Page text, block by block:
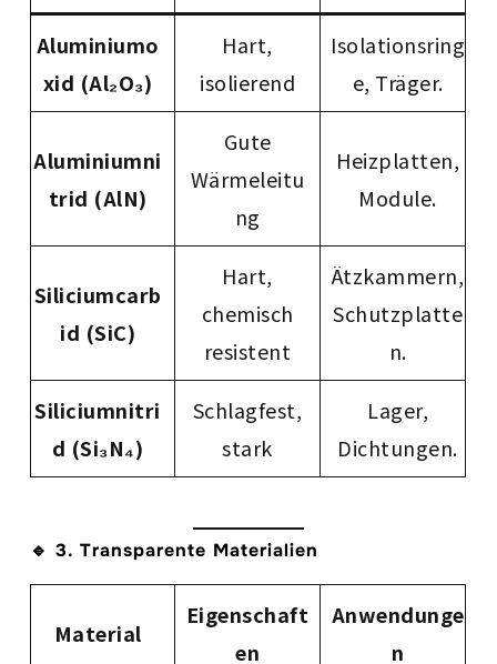
Aluminiumo
xid (Al₂O₃)
Hart,
isolierend
Isolationsring
e, Träger.
Aluminiumni
trid (AlN)
Gute
Wärmeleitu
ng
Heizplatten,
Module.
Siliciumcarb
id (SiC)
Hart,
chemisch
resistent
Ätzkammern,
Schutzplatte
n.
Siliciumnitri
d (Si₃N₄)
Schlagfest,
stark
Lager,
Dichtungen.
🔹 3. Transparente Materialien
Material
Eigenschaft
en
Anwendunge
n